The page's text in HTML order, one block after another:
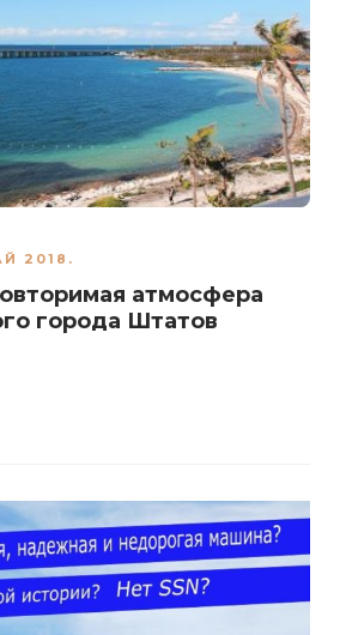
2018.
атмосфера
города Штатов